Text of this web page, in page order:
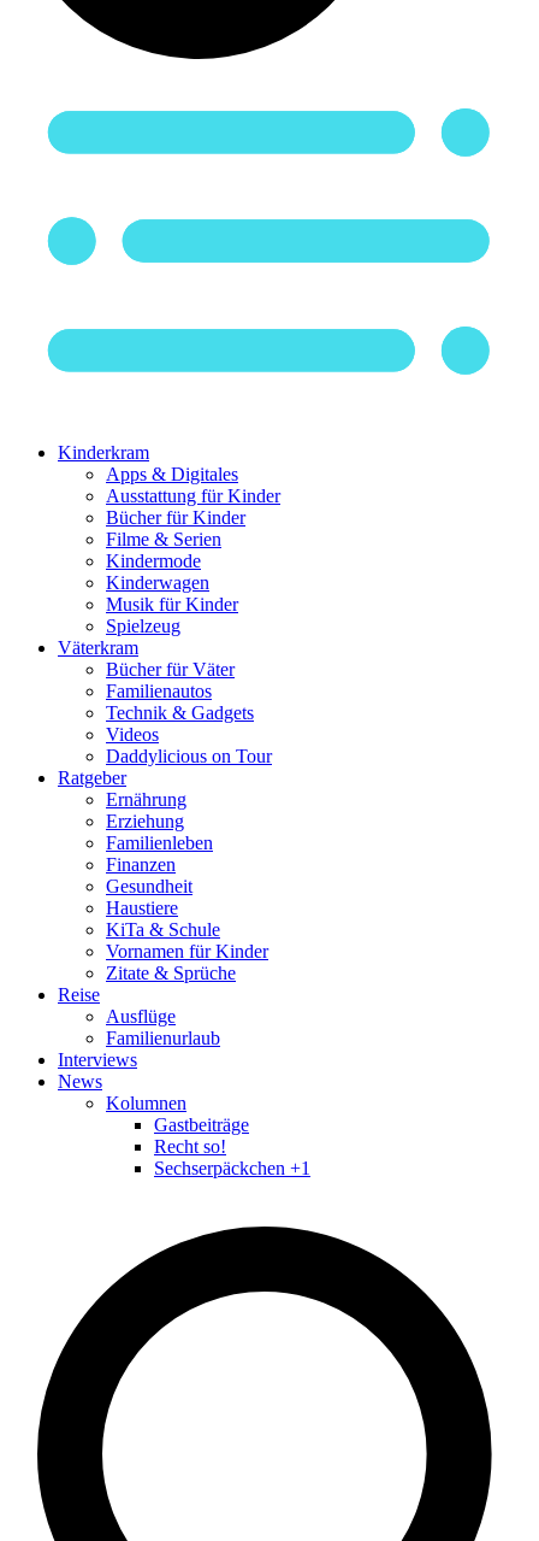
Kinderkram
Apps & Digitales
Ausstattung für Kinder
Bücher für Kinder
Filme & Serien
Kindermode
Kinderwagen
Musik für Kinder
Spielzeug
Väterkram
Bücher für Väter
Familienautos
Technik & Gadgets
Videos
Daddylicious on Tour
Ratgeber
Ernährung
Erziehung
Familienleben
Finanzen
Gesundheit
Haustiere
KiTa & Schule
Vornamen für Kinder
Zitate & Sprüche
Reise
Ausflüge
Familienurlaub
Interviews
News
Kolumnen
Gastbeiträge
Recht so!
Sechserpäckchen +1